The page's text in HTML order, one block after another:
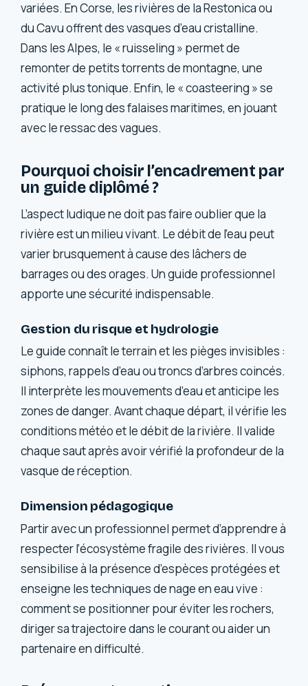
variées. En Corse, les rivières de la Restonica ou
du Cavu offrent des vasques d’eau cristalline.
Dans les Alpes, le « ruisseling » permet de
remonter de petits torrents de montagne, une
activité plus tonique. Enfin, le « coasteering » se
pratique le long des falaises maritimes, en jouant
avec le ressac des vagues.
Pourquoi choisir l’encadrement par
un guide diplômé ?
L’aspect ludique ne doit pas faire oublier que la
rivière est un milieu vivant. Le débit de l’eau peut
varier brusquement à cause des lâchers de
barrages ou des orages. Un guide professionnel
apporte une sécurité indispensable.
Gestion du risque et hydrologie
Le guide connaît le terrain et les pièges invisibles :
siphons, rappels d’eau ou troncs d’arbres coincés.
Il interprète les mouvements d’eau et anticipe les
zones de danger. Avant chaque départ, il vérifie les
conditions météo et le débit de la rivière. Il valide
chaque saut après avoir vérifié la profondeur de la
vasque de réception.
Dimension pédagogique
Partir avec un professionnel permet d’apprendre à
respecter l’écosystème fragile des rivières. Il vous
sensibilise à la présence d’espèces protégées et
enseigne les techniques de nage en eau vive :
comment se positionner pour éviter les rochers,
diriger sa trajectoire dans le courant ou aider un
partenaire en difficulté.